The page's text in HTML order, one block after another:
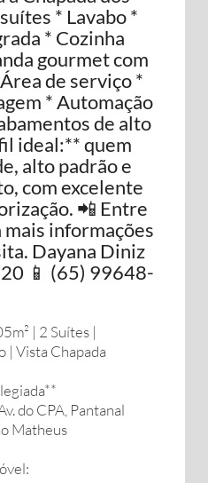
* Lavabo *
* Cozinha
gourmet com
de serviço *
* Automação
de alto
ideal:** quem
alto padrão e
com excelente
📲 Entre
informações
Dayana Diniz
📱 (65) 99648-
| 2 Suítes |
| Vista Chapada
do CPA, Pantanal
Matheus